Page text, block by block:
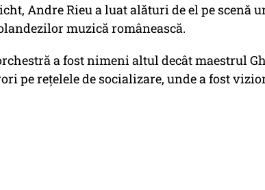
Andre Rieu a luat alături de el pe scenă
muzică românească.
a fost nimeni altul decât maestrul
pe rețelele de socializare, unde a fost